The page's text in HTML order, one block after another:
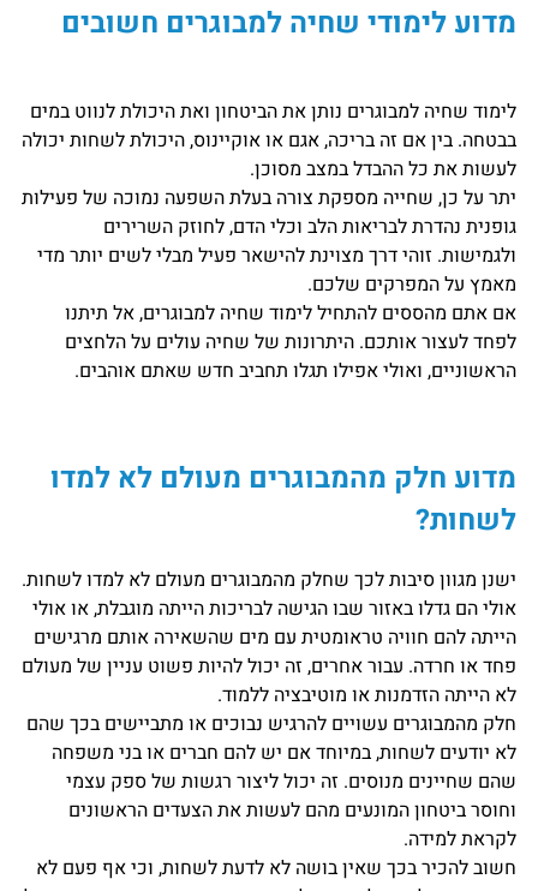
מדוע לימודי שחיה למבוגרים חשובים
לימוד שחיה למבוגרים נותן את הביטחון ואת היכולת לנווט במים
בבטחה. בין אם זה בריכה, אגם או אוקיינוס, היכולת לשחות יכולה
לעשות את כל ההבדל במצב מסוכן.
יתר על כן, שחייה מספקת צורה בעלת השפעה נמוכה של פעילות
גופנית נהדרת לבריאות הלב וכלי הדם, לחוזק השרירים
ולגמישות. זוהי דרך מצוינת להישאר פעיל מבלי לשים יותר מדי
מאמץ על המפרקים שלכם.
אם אתם מהססים להתחיל לימוד שחיה למבוגרים, אל תיתנו
לפחד לעצור אותכם. היתרונות של שחיה עולים על הלחצים
הראשוניים, ואולי אפילו תגלו תחביב חדש שאתם אוהבים.
מדוע חלק מהמבוגרים מעולם לא למדו
לשחות?
ישנן מגוון סיבות לכך שחלק מהמבוגרים מעולם לא למדו לשחות.
אולי הם גדלו באזור שבו הגישה לבריכות הייתה מוגבלת, או אולי
הייתה להם חוויה טראומטית עם מים שהשאירה אותם מרגישים
פחד או חרדה. עבור אחרים, זה יכול להיות פשוט עניין של מעולם
לא הייתה הזדמנות או מוטיבציה ללמוד.
חלק מהמבוגרים עשויים להרגיש נבוכים או מתביישים בכך שהם
לא יודעים לשחות, במיוחד אם יש להם חברים או בני משפחה
שהם שחיינים מנוסים. זה יכול ליצור רגשות של ספק עצמי
וחוסר ביטחון המונעים מהם לעשות את הצעדים הראשונים
לקראת למידה.
חשוב להכיר בכך שאין בושה לא לדעת לשחות, וכי אף פעם לא